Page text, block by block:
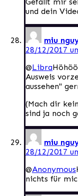
Gefällt mir
und dein
miu
28/12/2017
@Libra
Ausweis
aussehen"
(Mach dir
sind ja noch
miu
28/12/2017
@Anonymous
nichts für